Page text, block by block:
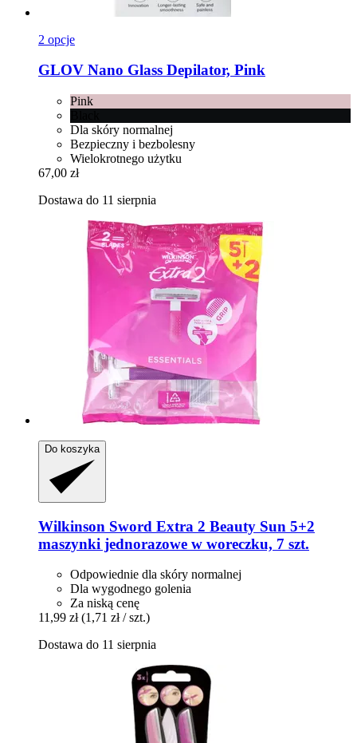
2 opcje
GLOV Nano Glass Depilator, Pink
Pink
Dla skóry normalnej
Bezpieczny i bezbolesny
Wielokrotnego użytku
67,00 zł
Dostawa do 11 sierpnia
Do koszyka
Wilkinson Sword Extra 2 Beauty Sun 5+2
maszynki jednorazowe w woreczku, 7 szt.
Odpowiednie dla skóry normalnej
Dla wygodnego golenia
Za niską cenę
11,99 zł (1,71 zł / szt.)
Dostawa do 11 sierpnia